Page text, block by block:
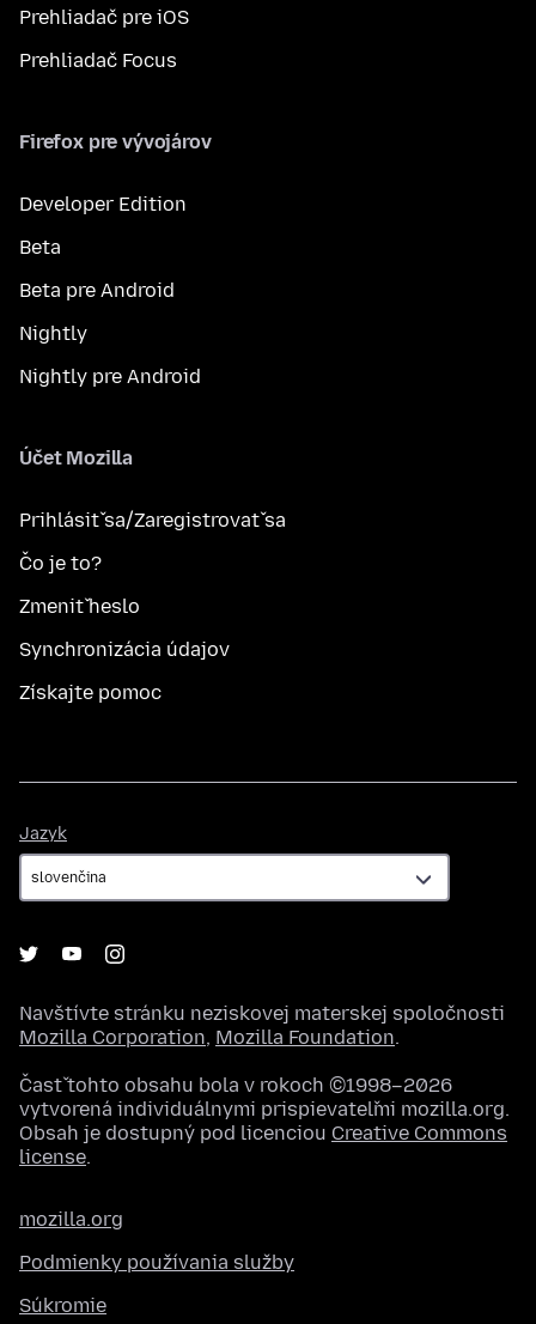
Prehliadač pre iOS
Prehliadač Focus
Firefox pre vývojárov
Developer Edition
Beta
Beta pre Android
Nightly
Nightly pre Android
Účet Mozilla
Prihlásiť sa/Zaregistrovať sa
Čo je to?
Zmeniť heslo
Synchronizácia údajov
Získajte pomoc
Jazyk
Navštívte stránku neziskovej materskej spoločnosti
Mozilla Corporation, Mozilla Foundation.
Časť tohto obsahu bola v rokoch ©1998–2026
vytvorená individuálnymi prispievateľmi mozilla.org.
Obsah je dostupný pod licenciou Creative Commons
license.
mozilla.org
Podmienky používania služby
Súkromie